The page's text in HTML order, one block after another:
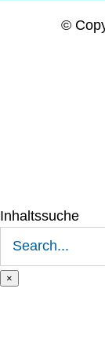
©
Inhaltssuche
×